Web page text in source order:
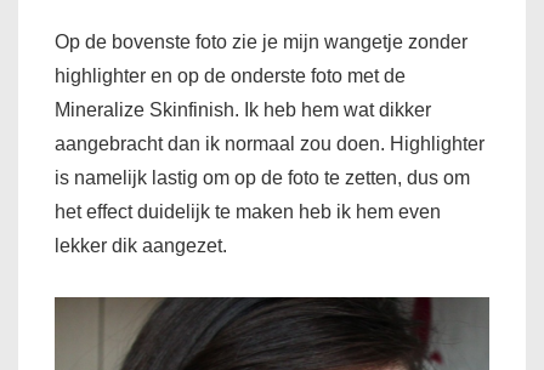
Op de bovenste foto zie je mijn wangetje zonder
highlighter en op de onderste foto met de
Mineralize Skinfinish. Ik heb hem wat dikker
aangebracht dan ik normaal zou doen. Highlighter
is namelijk lastig om op de foto te zetten, dus om
het effect duidelijk te maken heb ik hem even
lekker dik aangezet.